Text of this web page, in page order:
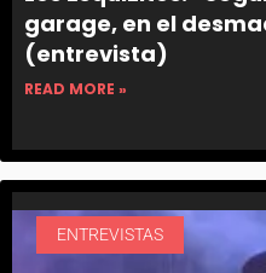
garage, en el
(entrevista)
READ MORE »
ENTREVISTAS